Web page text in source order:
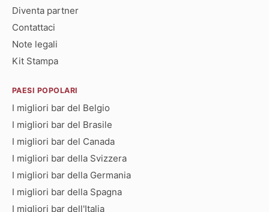
Diventa partner
Contattaci
Note legali
Kit Stampa
PAESI POPOLARI
I migliori bar del Belgio
I migliori bar del Brasile
I migliori bar del Canada
I migliori bar della Svizzera
I migliori bar della Germania
I migliori bar della Spagna
I migliori bar dell'Italia